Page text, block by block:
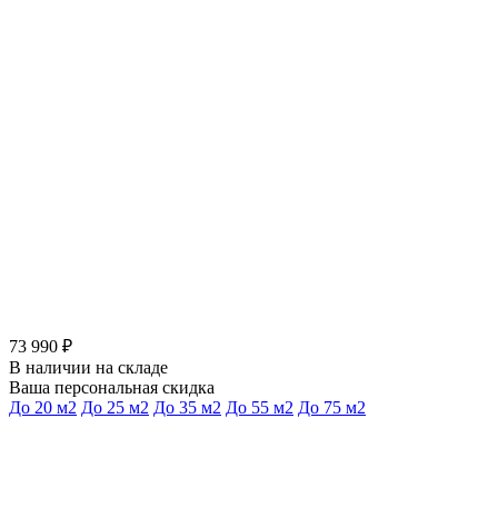
73 990 ₽
В наличии на складе
Ваша персональная скидка
До 20 м2 До 25 м2 До 35 м2 До 55 м2 До 75 м2